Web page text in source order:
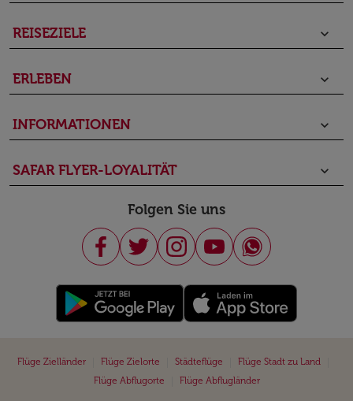
REISEZIELE keyboard_arrow_down
ERLEBEN keyboard_arrow_down
INFORMATIONEN keyboard_arrow_down
SAFAR FLYER-LOYALITÄT keyboard_arrow_down
Folgen Sie uns
Flüge Zielländer Flüge Zielorte Städteflüge Flüge Stadt zu Land
Flüge Abflugorte
Flüge Abflugländer